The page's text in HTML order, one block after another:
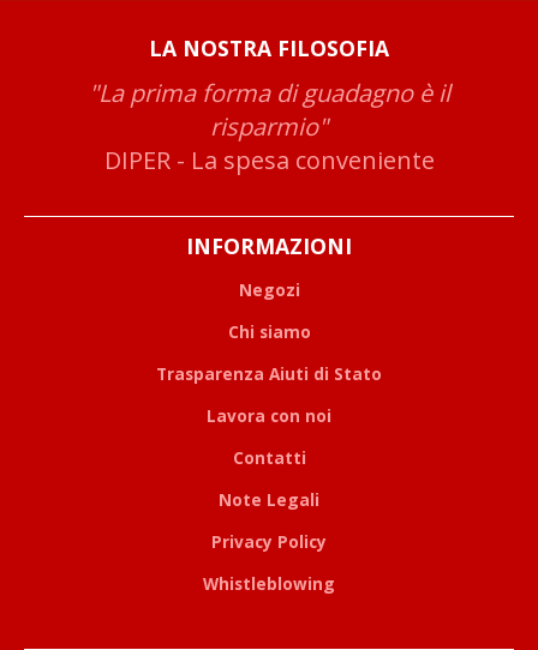
LA NOSTRA FILOSOFIA
"La prima forma di guadagno è il
risparmio"
DIPER - La spesa conveniente
INFORMAZIONI
Negozi
Chi siamo
Trasparenza Aiuti di Stato
Lavora con noi
Contatti
Note Legali
Privacy Policy
Whistleblowing